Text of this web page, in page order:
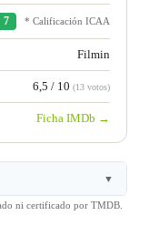
7 * Calificación ICAA
Filmin
6,5 / 10 (13 votos)
Ficha IMDb →
▼
ni certificado por TMDB.